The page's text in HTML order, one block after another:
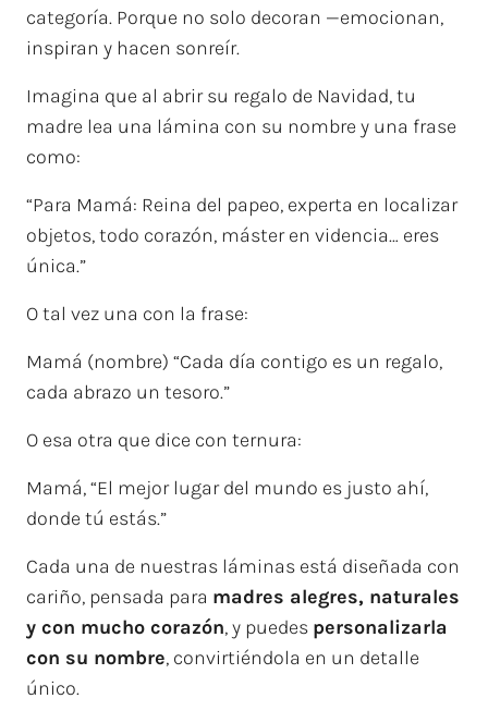
categoría. Porque no solo decoran —emocionan,
inspiran y hacen sonreír.
Imagina que al abrir su regalo de Navidad, tu
madre lea una lámina con su nombre y una frase
como:
“Para Mamá: Reina del papeo, experta en localizar
objetos, todo corazón, máster en videncia… eres
única.”
O tal vez una con la frase:
Mamá (nombre) “Cada día contigo es un regalo,
cada abrazo un tesoro.”
O esa otra que dice con ternura:
Mamá, “El mejor lugar del mundo es justo ahí,
donde tú estás.”
Cada una de nuestras láminas está diseñada con
cariño, pensada para madres alegres, naturales
y con mucho corazón, y puedes personalizarla
con su nombre, convirtiéndola en un detalle
único.